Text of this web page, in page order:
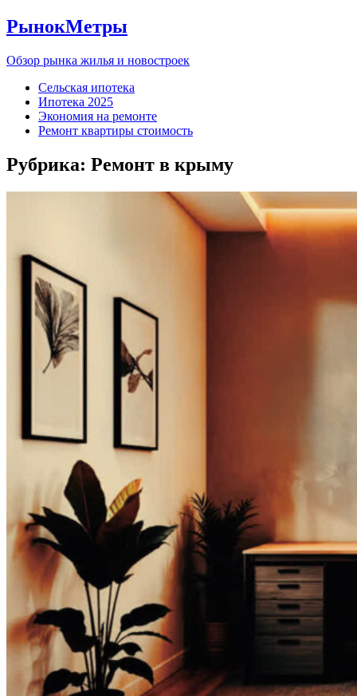
РынокМетры
Обзор рынка жилья и новостроек
Сельская ипотека
Ипотека 2025
Экономия на ремонте
Ремонт квартиры стоимость
Рубрика: Ремонт в крыму